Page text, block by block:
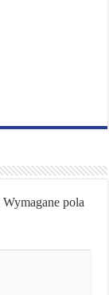
Wymagane pola